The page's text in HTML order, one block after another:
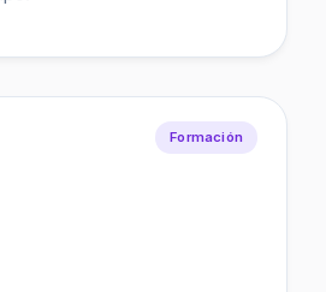
Formación